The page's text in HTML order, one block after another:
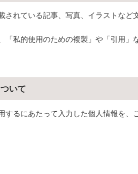
されている記事、写真、イラストな
「私的使用のための複製」や「引用
いて
するにあたって入力した個人情報を、